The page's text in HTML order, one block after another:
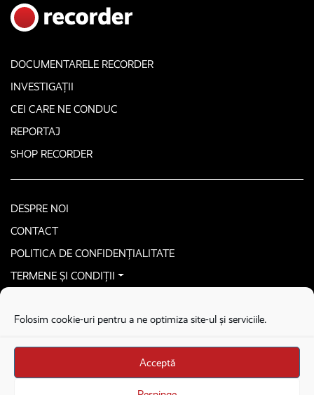
Folosim cookie-uri pentru a ne optimiza site-ul și serviciile.
Acceptă
DOCUMENTARELE RECORDER
INVESTIGAȚII
CEI CARE NE CONDUC
REPORTAJ
SHOP RECORDER
DESPRE NOI
CONTACT
POLITICA DE CONFIDENȚIALITATE
TERMENE ȘI CONDIȚII
Stega creative
Brandul Recorder e operat de Asociația Recorder Community, sub licența SC